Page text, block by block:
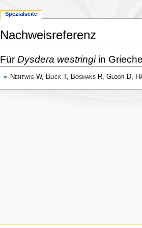
Nachweisreferenz
Navigation
springen
Suche
springen
Für Dysdera westringiin
Nentwig W, Blick T, Bosmans R, Gloor D,
Spezialseite